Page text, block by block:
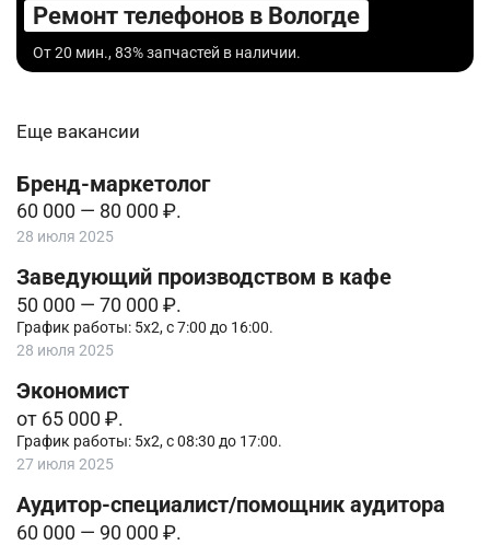
Ремонт телефонов в Вологде
От 20 мин., 83% запчастей в наличии.
Еще вакансии
Бренд-маркетолог
60 000 — 80 000 ₽.
28 июля 2025
Заведующий производством в кафе
50 000 — 70 000 ₽.
График работы: 5х2, с 7:00 до 16:00.
28 июля 2025
Экономист
от 65 000 ₽.
График работы: 5х2, с 08:30 до 17:00.
27 июля 2025
Аудитор-специалист/помощник аудитора
60 000 — 90 000 ₽.